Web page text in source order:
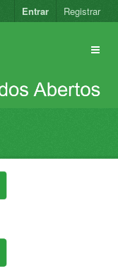
Entrar Registrar